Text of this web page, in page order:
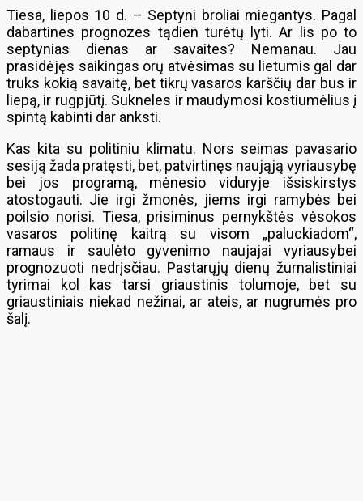
Tiesa, liepos 10 d. – Septyni broliai miegantys. Pagal
dabartines prognozes tądien turėtų lyti. Ar lis po to
septynias dienas ar savaites? Nemanau. Jau
prasidėjęs saikingas orų atvėsimas su lietumis gal dar
truks kokią savaitę, bet tikrų vasaros karščių dar bus ir
liepą, ir rugpjūtį. Sukneles ir maudymosi kostiumėlius į
spintą kabinti dar anksti.
Kas kita su politiniu klimatu. Nors seimas pavasario
sesiją žada pratęsti, bet, patvirtinęs naująją vyriausybę
bei jos programą, mėnesio viduryje išsiskirstys
atostogauti. Jie irgi žmonės, jiems irgi ramybės bei
poilsio norisi. Tiesa, prisiminus pernykštės vėsokos
vasaros politinę kaitrą su visom „paluckiadom“,
ramaus ir saulėto gyvenimo naujajai vyriausybei
prognozuoti nedrįsčiau. Pastarųjų dienų žurnalistiniai
tyrimai kol kas tarsi griaustinis tolumoje, bet su
griaustiniais niekad nežinai, ar ateis, ar nugrumės pro
šalį.